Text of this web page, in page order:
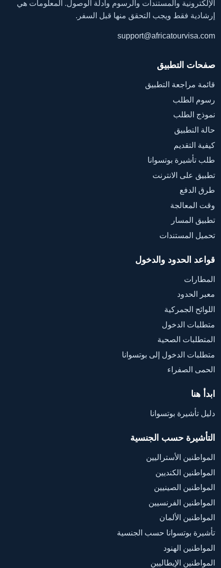
الإلكترونية والمستندات والرسوم وأدلة الوصول. المعلومات هي
إرشادية فقط ويجب التحقق منها قبل السفر.
support@africatourvisa.com
صفحات التطبيق
قائمة مراجعة التطبيق
رسوم الطلب
نموذج الطلب
حالة التطبيق
كيفية التقديم
طلب تأشيرة بوتسوانا
تطبيق على الانترنت
طرق الدفع
وقت المعالجة
تطبيق المسار
تحميل المستندات
قواعد الحدود والدخول
المطارات
معبر الحدود
اللوائح الجمركية
متطلبات الدخول
المتطلبات الصحية
متطلبات الدخول إلى بوتسوانا
الحمى الصفراء
ابدأ هنا
دليل تأشيرة بوتسوانا
التأشيرة حسب الجنسية
المواطنين الأستراليين
المواطنين الكنديين
المواطنين الصينيين
المواطنين الفرنسيين
المواطنين الألمان
تأشيرة بوتسوانا حسب الجنسية
المواطنين الهنود
المواطنين الإيطاليين